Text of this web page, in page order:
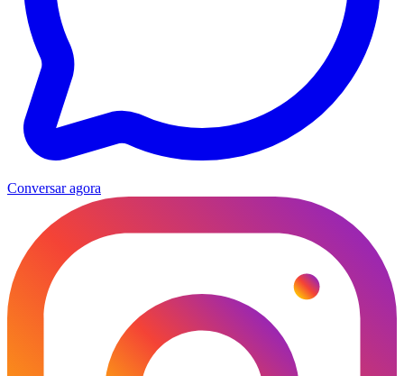
Conversar agora